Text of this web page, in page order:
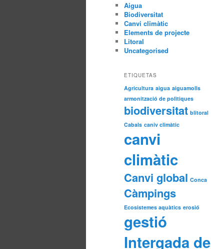
Aigua
Biodiversitat
Canvi climàtic
Elements de projecte
Litoral
Uncategorised
ETIQUETAS
Agricultura aigua aiguamolls
armonització de polìtiques
biodiversitat blitoral
Cabals caniv climàtic
canvi
climàtic
Canvi global Conca
Càmpings
Ecosistemes aquàtics erosió
gestió
Intergada de